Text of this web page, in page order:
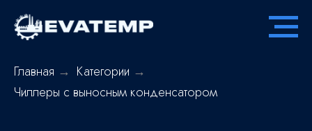
Главная → Категории →
Чиллеры с выносным конденсатором